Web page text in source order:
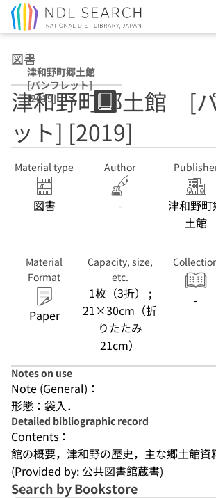
図書
津和野町郷土館
[パンフレット]
[2019]
津和野町郷土館 [
ット] [2019]
Material type
図書
Author
-
津和野町
土館
Material
Format
Paper
Capacity, size,
etc.
1枚（3折） ;
21×30cm（折
りたたみ
21cm）
-
Notes on use
Note (General)：
形態：袋入．
Detailed bibliographic record
Contents：
館の概要，津和野の歴史，主な郷土館資
(Provided by: 公共図書館蔵書)
Search by Bookstore